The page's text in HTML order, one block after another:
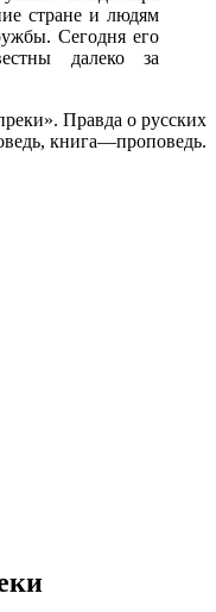
стране и людям
Сегодня его
далеко за
Правда о русских
книга—проповедь.